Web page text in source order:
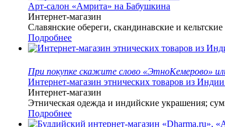
Арт-салон «Амрита» на Бабушкина
Интернет-магазин
Славянские обереги, скандинавские и
Подробнее
При покупке скажите слово «ЭтноКемерово»
Интернет-магазин этнических товаров из
Интернет-магазин
Этническая одежда и индийские украшения;
Подробнее